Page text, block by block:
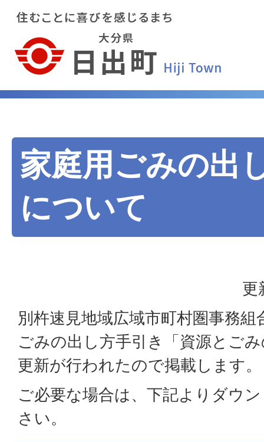
家庭用ごみの出
について
更
別杵速見地域広域市町村圏事務
ごみの出し方手引き「資源とご
更新が行われたので掲載します。
ご必要な場合は、下記よりダウ
さい。